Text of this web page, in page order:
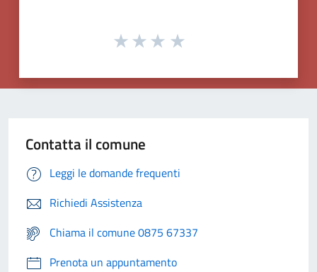
Contatta il comune
Leggi le domande frequenti
Richiedi Assistenza
Chiama il comune 0875 67337
Prenota un appuntamento